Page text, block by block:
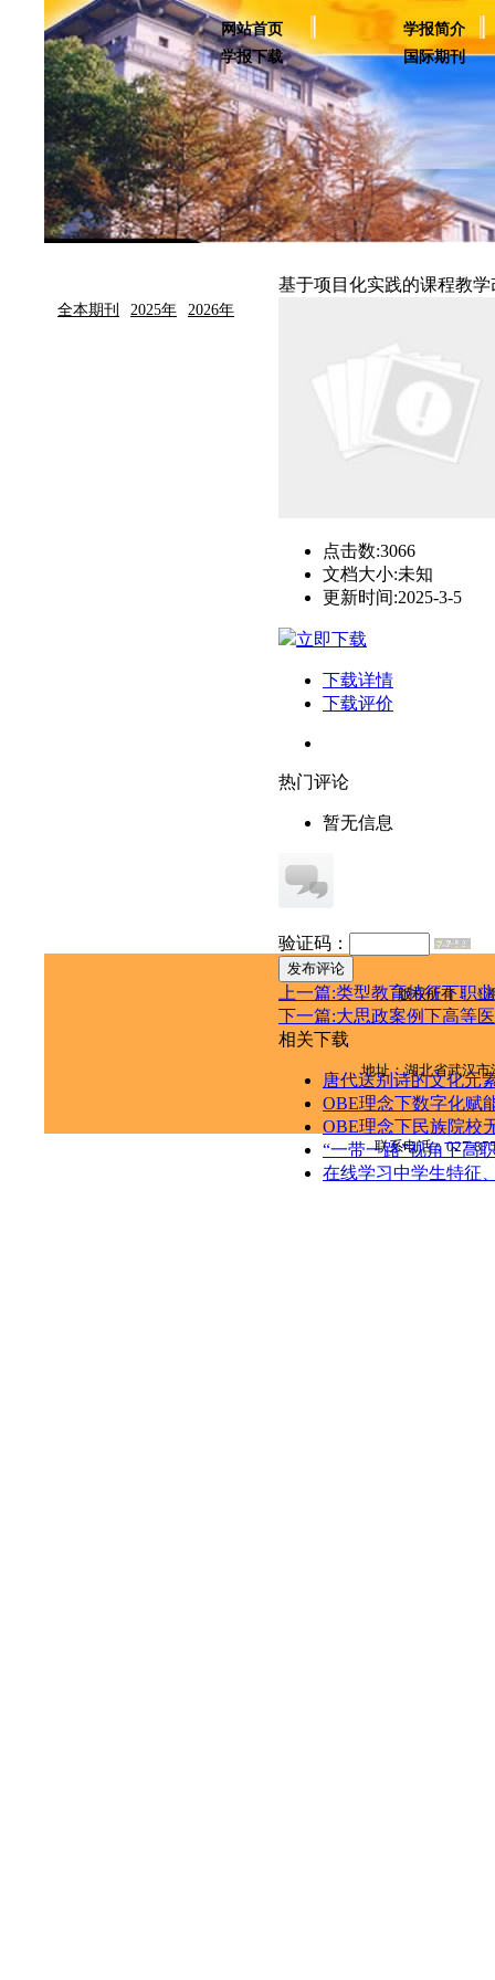
网站首页
学报简介
学报下载
国际期刊
全本期刊 2025年 2026年
基于项目化实践的课程教
点击数:3066
文档大小:未知
更新时间:2025-3-5
立即下载
下载详情
下载评价
热门评论
暂无信息
验证码：
发布评论
上一篇:类型教育特征下职
下一篇:大思政案例下高等
相关下载
唐代送别诗的文化元
OBE理念下数字化赋
OBE理念下民族院校
“一带一路”视角下高
在线学习中学生特征
版权所有：《
地址：湖北省武汉
联系电话：027-